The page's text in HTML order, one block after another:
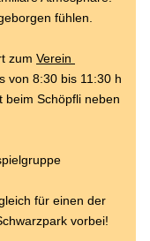
fühlen.
zum Verein
von 8:30 bis 11:30 h
beim Schöpfli neben
für einen der
vorbei!